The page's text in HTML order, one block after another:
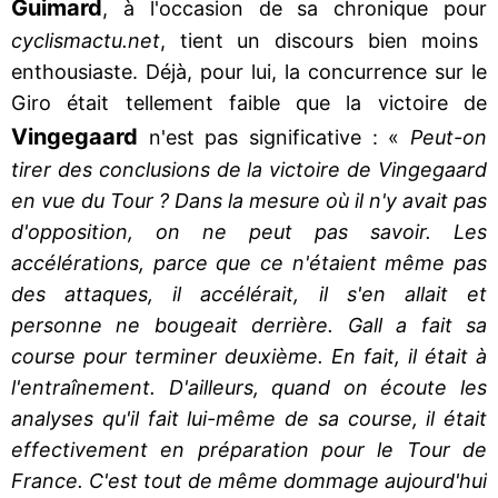
Guimard , à l'occasion de sa chronique pour
cyclismactu.net, tient un discours bien moins
enthousiaste. Déjà, pour lui, la concurrence sur le
Giro était tellement faible que la victoire de
Vingegaard n'est pas significative : « Peut-on
tirer des conclusions de la victoire de Vingegaard
en vue du Tour ? Dans la mesure où il n'y avait pas
d'opposition, on ne peut pas savoir. Les
accélérations, parce que ce n'étaient même pas
des attaques, il accélérait, il s'en allait et
personne ne bougeait derrière. Gall a fait sa
course pour terminer deuxième. En fait, il était à
l'entraînement. D'ailleurs, quand on écoute les
analyses qu'il fait lui-même de sa course, il était
effectivement en préparation pour le Tour de
France. C'est tout de même dommage aujourd'hui